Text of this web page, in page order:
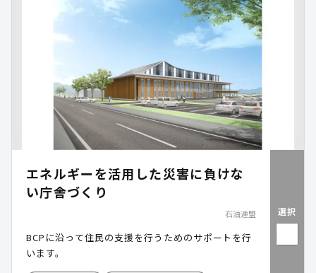
エネルギーを活用した災害に負けな
い庁舎づくり
石油連盟
BCPに沿って住民の支援を行うためのサポートを行
います。
選択